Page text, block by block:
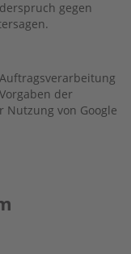
gegen
der
von Google